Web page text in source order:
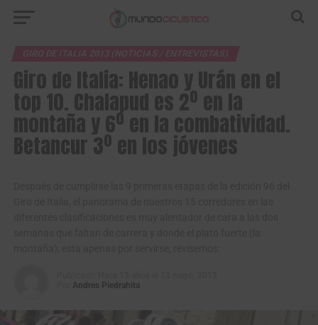
GIRO DE ITALIA 2013 (NOTICIAS / ENTREVISTAS)
Giro de Italia: Henao y Urán en el
top 10. Chalapud es 2º en la
montaña y 6º en la combatividad.
Betancur 3º en los jóvenes
Andres Piedrahita